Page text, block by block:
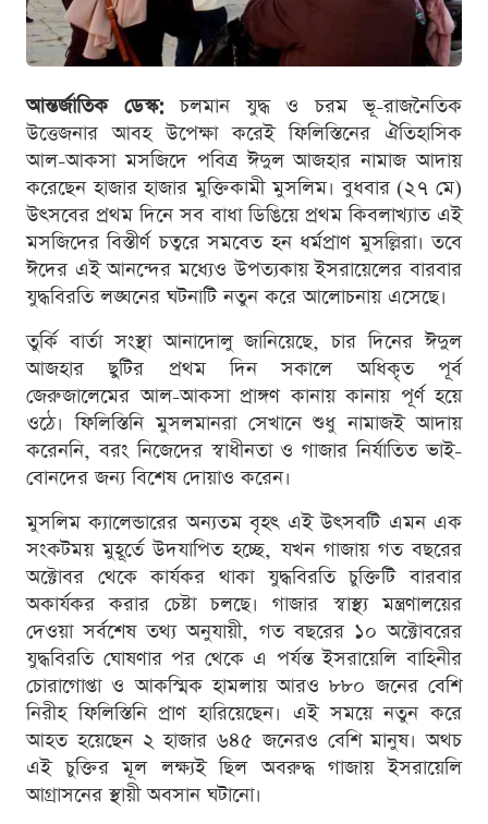
আন্তর্জাতিক ডেস্ক:চলমান যুদ্ধ ও চরম ভূ-রাজনৈতিক
উত্তেজনার আবহ উপেক্ষা করেই ফিলিস্তিনের ঐতিহাসিক
আল-আকসা মসজিদে পবিত্র ঈদুল আজহার নামাজ আদায়
করেছেন হাজার হাজার মুক্তিকামী মুসলিম। বুধবার (২৭ মে)
উৎসবের প্রথম দিনে সব বাধা ডিঙিয়ে প্রথম কিবলাখ্যাত এই
মসজিদের বিস্তীর্ণ চত্বরে সমবেত হন ধর্মপ্রাণ মুসল্লিরা। তবে
ঈদের এই আনন্দের মধ্যেও উপত্যকায় ইসরায়েলের বারবার
যুদ্ধবিরতি লঙ্ঘনের ঘটনাটি নতুন করে আলোচনায় এসেছে।
তুর্কি বার্তা সংস্থা আনাদোলু জানিয়েছে, চার দিনের ঈদুল
আজহার ছুটির প্রথম দিন সকালে অধিকৃত পূর্ব
জেরুজালেমের আল-আকসা প্রাঙ্গণ কানায় কানায় পূর্ণ হয়ে
ওঠে। ফিলিস্তিনি মুসলমানরা সেখানে শুধু নামাজই আদায়
করেননি, বরং নিজেদের স্বাধীনতা ও গাজার নির্যাতিত ভাই-
বোনদের জন্য বিশেষ দোয়াও করেন।
মুসলিম ক্যালেন্ডারের অন্যতম বৃহৎ এই উৎসবটি এমন এক
সংকটময় মুহূর্তে উদযাপিত হচ্ছে, যখন গাজায় গত বছরের
অক্টোবর থেকে কার্যকর থাকা যুদ্ধবিরতি চুক্তিটি বারবার
অকার্যকর করার চেষ্টা চলছে। গাজার স্বাস্থ্য মন্ত্রণালয়ের
দেওয়া সর্বশেষ তথ্য অনুযায়ী, গত বছরের ১০ অক্টোবরের
যুদ্ধবিরতি ঘোষণার পর থেকে এ পর্যন্ত ইসরায়েলি বাহিনীর
চোরাগোপ্তা ও আকস্মিক হামলায় আরও ৮৮০ জনের বেশি
নিরীহ ফিলিস্তিনি প্রাণ হারিয়েছেন। এই সময়ে নতুন করে
আহত হয়েছেন ২ হাজার ৬৪৫ জনেরও বেশি মানুষ। অথচ
এই চুক্তির মূল লক্ষ্যই ছিল অবরুদ্ধ গাজায় ইসরায়েলি
আগ্রাসনের স্থায়ী অবসান ঘটানো।